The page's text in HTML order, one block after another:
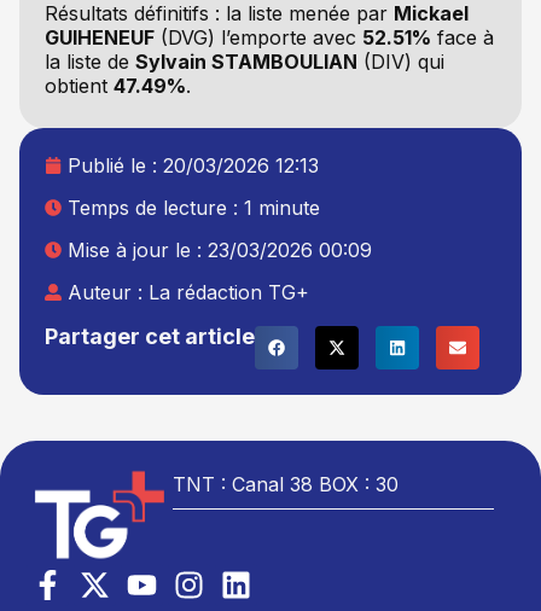
Résultats définitifs : la liste menée par Mickael
GUIHENEUF(DVG) l’emporte avec 52.51% face à
la liste de Sylvain STAMBOULIAN (DIV) qui
obtient 47.49%.
Partager cet article
Publié le : 20/03/2026 12:13
Temps de lecture : 1 minute
Mise à jour le : 23/03/2026 00:09
Auteur : La rédaction TG+
TNT : Canal 38 BOX : 30